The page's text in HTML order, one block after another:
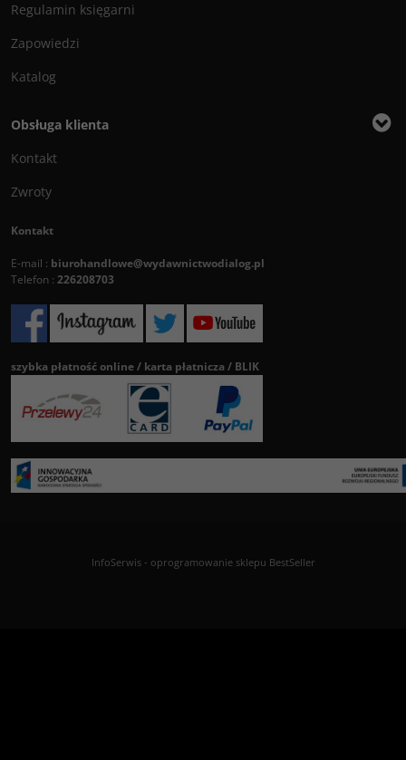
Regulamin księgarni
Zapowiedzi
Katalog
Obsługa klienta
Kontakt
Zwroty
Kontakt
E-mail : biurohandlowe@wydawnictwodialog.pl
Telefon : 226208703
szybka płatność online / karta płatnicza / BLIK
InfoSerwis- oprogramowanie sklepu BestSeller